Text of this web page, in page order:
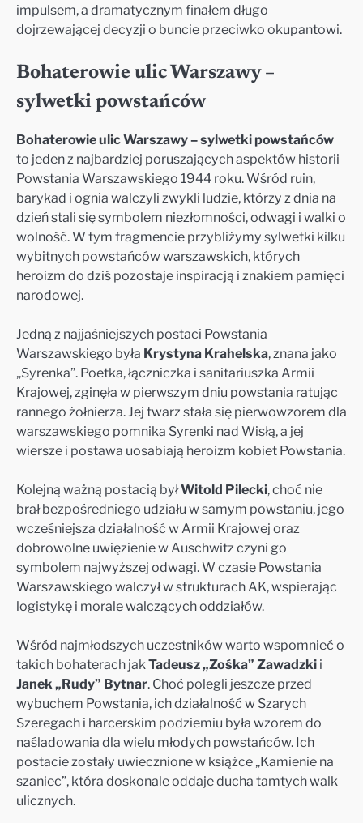
impulsem, a dramatycznym finałem długo
dojrzewającej decyzji o buncie przeciwko okupantowi.
Bohaterowie ulic Warszawy –
sylwetki powstańców
Bohaterowie ulic Warszawy – sylwetki powstańców
to jeden z najbardziej poruszających aspektów historii
Powstania Warszawskiego 1944 roku. Wśród ruin,
barykad i ognia walczyli zwykli ludzie, którzy z dnia na
dzień stali się symbolem niezłomności, odwagi i walki o
wolność. W tym fragmencie przybliżymy sylwetki kilku
wybitnych powstańców warszawskich, których
heroizm do dziś pozostaje inspiracją i znakiem pamięci
narodowej.
Jedną z najjaśniejszych postaci Powstania
Warszawskiego była Krystyna Krahelska, znana jako
„Syrenka”. Poetka, łączniczka i sanitariuszka Armii
Krajowej, zginęła w pierwszym dniu powstania ratując
rannego żołnierza. Jej twarz stała się pierwowzorem dla
warszawskiego pomnika Syrenki nad Wisłą, a jej
wiersze i postawa uosabiają heroizm kobiet Powstania.
Kolejną ważną postacią byłWitold Pilecki, choć nie
brał bezpośredniego udziału w samym powstaniu, jego
wcześniejsza działalność w Armii Krajowej oraz
dobrowolne uwięzienie w Auschwitz czyni go
symbolem najwyższej odwagi. W czasie Powstania
Warszawskiego walczył w strukturach AK, wspierając
logistykę i morale walczących oddziałów.
Wśród najmłodszych uczestników warto wspomnieć o
takich bohaterach jakTadeusz „Zośka” Zawadzki i
Janek „Rudy” Bytnar. Choć polegli jeszcze przed
wybuchem Powstania, ich działalność w Szarych
Szeregach i harcerskim podziemiu była wzorem do
naśladowania dla wielu młodych powstańców. Ich
postacie zostały uwiecznione w książce „Kamienie na
szaniec”, która doskonale oddaje ducha tamtych walk
ulicznych.